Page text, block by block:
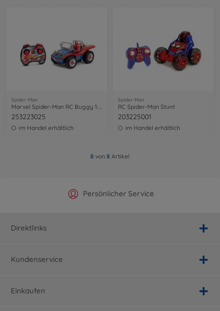
Spider-Man
253223025
im Handel erhältlich
Spider-Man
RC Spider-Man Stunt
203225001
im Handel erhältlich
8 von 8 Artikel
Offizieller Hersteller Shop
Persönlicher Service
Versandkostenfrei ab 25€
Schnelle Lieferung
Direktlinks
Kundenservice
Einkaufen